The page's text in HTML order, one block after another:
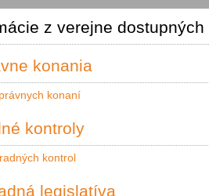
z verejne dostupných
konania
konaní
kontroly
kontrol
legislatíva